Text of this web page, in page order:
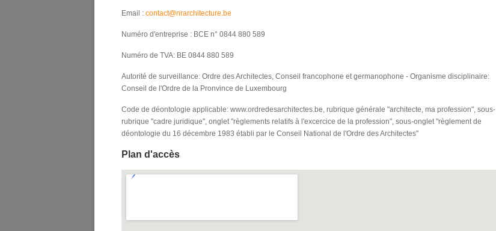
Email : contact@nrarchitecture.be
Numéro d'entreprise : BCE n° 0844 880 589
Numéro de TVA: BE 0844 880 589
Autorité de surveillance: Ordre des Architectes, Conseil francophone et germanophone - Organisme disciplinaire:
Conseil de l'Ordre de la Pronvince de Luxembourg
Code de déontologie applicable: www.ordredesarchitectes.be, rubrique générale "architecte, ma profession", sous-
rubrique "cadre juridique", onglet "règlements relatifs à l'excercice de la profession", sous-onglet "règlement de
déontologie du 16 décembre 1983 établi par le Conseil National de l'Ordre des Architectes"
Plan d'accès